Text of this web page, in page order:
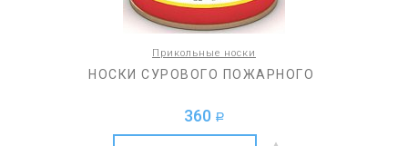
Прикольные носки
НОСКИ СУРОВОГО ПОЖАРНОГО
360 a